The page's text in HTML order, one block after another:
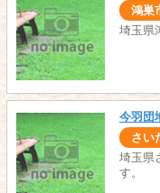
鴻巣
埼玉県
今羽団
さい
埼玉県
す。